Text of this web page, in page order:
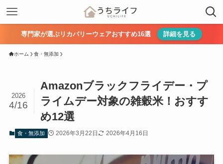
専門家が選ぶリカバリーウェアおすすめ16選 詳細を見る
ホーム 食・無添加
Amazonブラックフライデー・プ
ライムデー対象の雑穀米！おすす
め12選
2026
4/16
食・無添加 2026年3月22日 2026年4月16日